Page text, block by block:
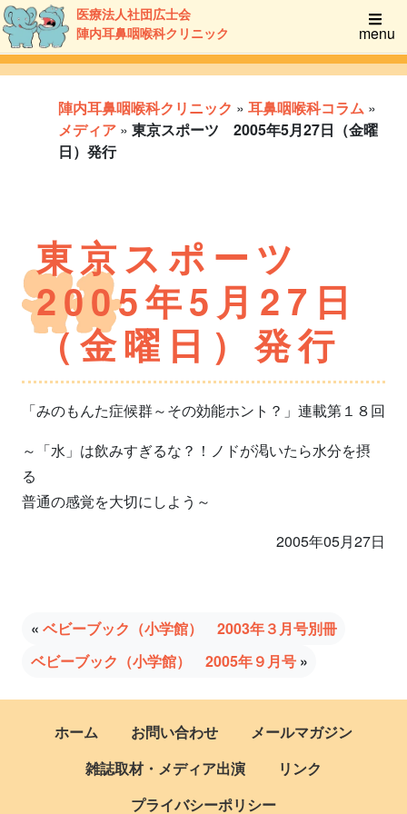
医療法人社団広士会
陣内耳鼻咽喉科クリニック
menu
陣内耳鼻咽喉科クリニック » 耳鼻咽喉科コラム »
メディア » 東京スポーツ 2005年5月27日（金曜
日）発行
東京スポーツ
2005年5月27日
（金曜日）発行
「みのもんた症候群～その効能ホント？」連載第１８回
～「水」は飲みすぎるな？！ノドが渇いたら水分を摂
る
普通の感覚を大切にしよう～
2005年05月27日
« ベビーブック（小学館） 2003年３月号別冊
ベビーブック（小学館） 2005年９月号»
ホーム お問い合わせ
メールマガジン
雑誌取材・メディア出演
リンク
プライバシーポリシー